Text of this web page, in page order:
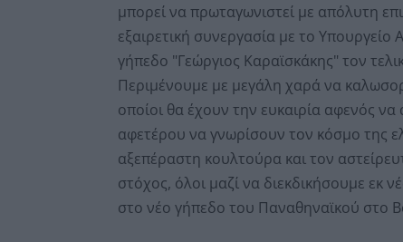
μπορεί να πρωταγωνιστεί με απόλυτη
εξαιρετική συνεργασία με το
γήπεδο "Γεώργιος Καραϊσκάκης" τον
Περιμένουμε με μεγάλη χαρά να
οποίοι θα έχουν την ευκαιρία αφενός
αφετέρου να γνωρίσουν τον κόσμο της
αξεπέραστη κουλτούρα και τον
στόχος, όλοι μαζί να διεκδικήσουμε εκ
στο νέο γήπεδο του Παναθηναϊκού στο